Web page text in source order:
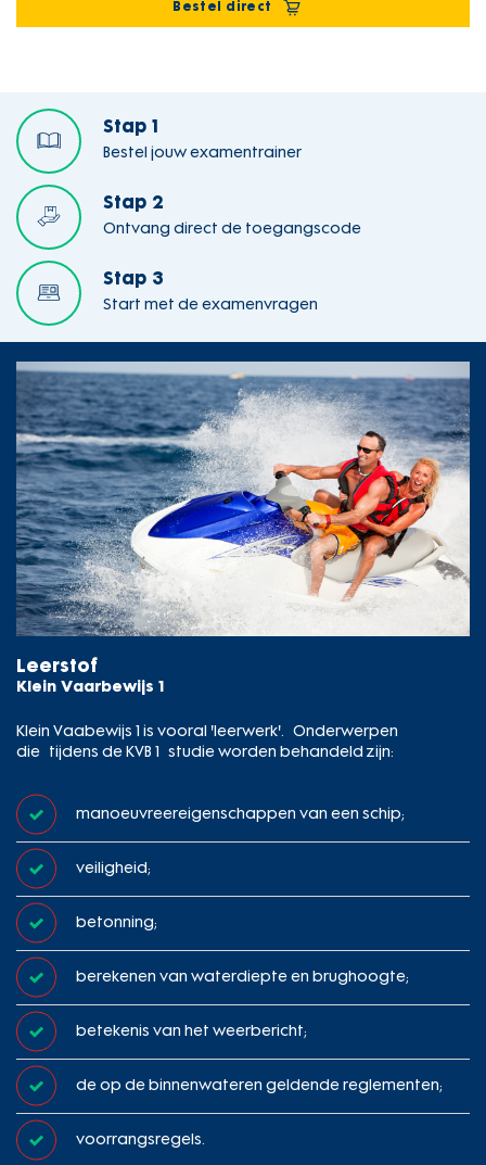
Bestel direct
Stap 1
Bestel jouw examentrainer
Stap 2
Ontvang direct de toegangscode
Stap 3
Start met de examenvragen
Leerstof
Klein Vaarbewijs 1
Klein Vaabewijs 1 is vooral 'leerwerk'. Onderwerpen
die tijdens de KVB 1 studie worden behandeld zijn:
manoeuvreereigenschappen van een schip;
veiligheid;
betonning;
berekenen van waterdiepte en brughoogte;
betekenis van het weerbericht;
de op de binnenwateren geldende reglementen;
voorrangsregels.